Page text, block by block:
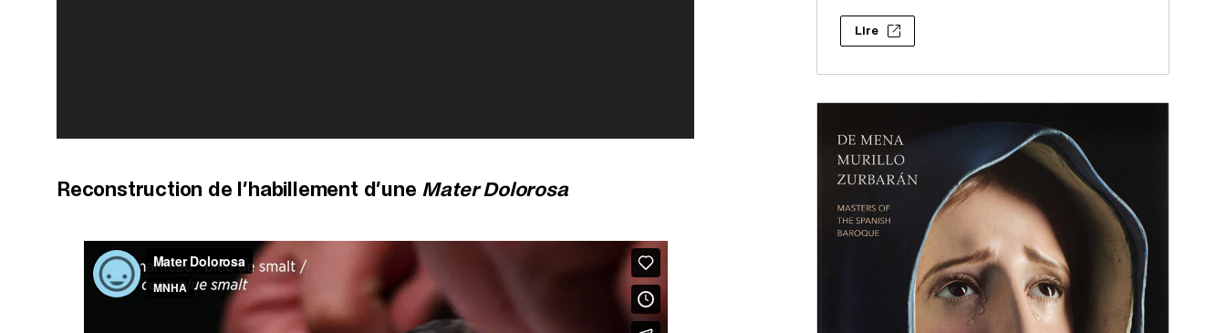
Reconstruction de l’habillement d’une Mater Dolorosa
Lire